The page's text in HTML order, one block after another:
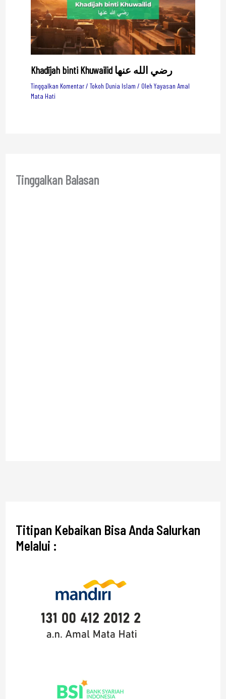
Khadījah binti Khuwailid رضي الله عنها
Tinggalkan Komentar/ Tokoh Dunia Islam / Oleh Yayasan Amal
Mata Hati
Tinggalkan Balasan
Titipan Kebaikan Bisa Anda Salurkan
Melalui :